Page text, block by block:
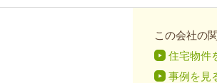
この会社の
住宅物件
事例を見